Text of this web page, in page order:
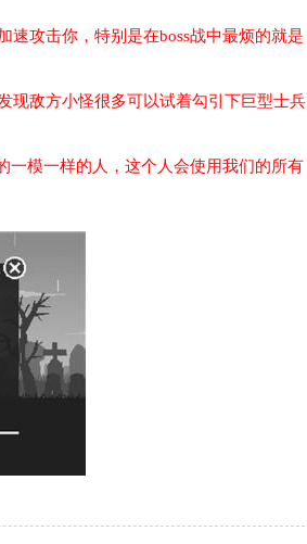
攻击你，特别是在boss战中最烦的就是
现敌方小怪很多可以试着勾引下巨型士兵
一模一样的人，这个人会使用我们的所有